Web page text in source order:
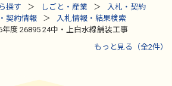
探す しごと・産業
入札・契約
契約情報
入札情報・結果検索
度 26895 24中・上白水線舗装工事
もっと見る（全2件）